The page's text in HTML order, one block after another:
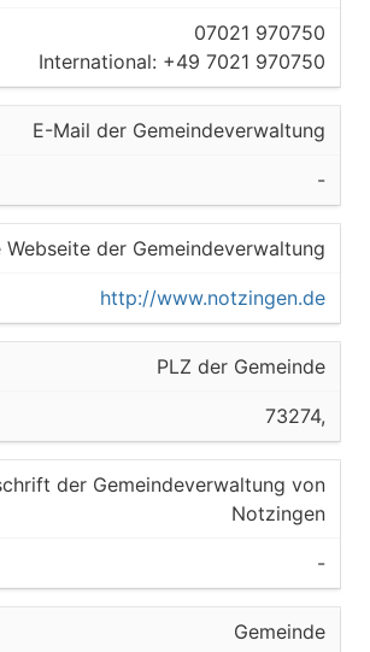
07021 970750
International: +49 7021 970750
E-Mail der Gemeindeverwaltung
-
der Gemeindeverwaltung
http://www.notzingen.de
PLZ der Gemeinde
73274,
der Gemeindeverwaltung von
Notzingen
-
Gemeinde